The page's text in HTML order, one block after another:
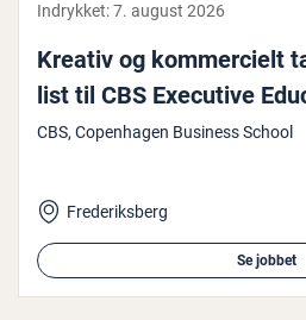
Indrykket:7. august 2026
Kreativ og kom­merci­elt
list til CBS Executive
CBS, Copenhagen Business School
Frederiksberg
Se jobbet